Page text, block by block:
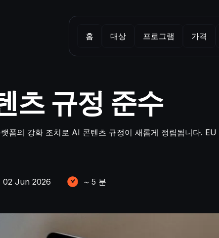
홈 대상 프로그램 가격
츠 규정 준수
폼의 강화 조치로 AI 콘텐츠 규정이 새롭게 정립됩니다.
02 Jun 2026 ~ 5 분